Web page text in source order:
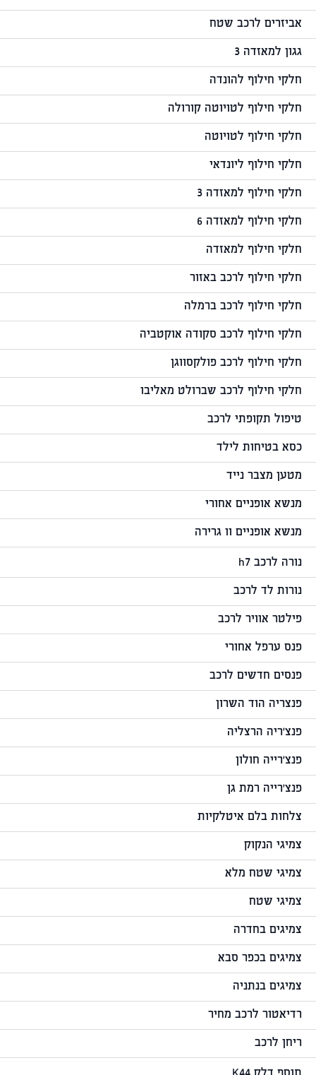
אביזרים לרכב שטח
גגון למאזדה 3
חלקי חילוף להונדה
חלקי חילוף לטויוטה קורולה
חלקי חילוף לטויוטה
חלקי חילוף ליונדאי
חלקי חילוף למאזדה 3
חלקי חילוף למאזדה 6
חלקי חילוף למאזדה
חלקי חילוף לרכב באזור
חלקי חילוף לרכב ברמלה
חלקי חילוף לרכב סקודה אוקטביה
חלקי חילוף לרכב פולקסווגן
חלקי חילוף לרכב שברולט מאליבו
טיפול תקופתי לרכב
כסא בטיחות לילד
מטען מצבר נייד
מנשא אופניים אחורי
מנשא אופניים וו גרירה
נורה לרכב h7
נורות לד לרכב
פילטר אוויר לרכב
פנס ערפל אחורי
פנסים חדשים לרכב
פנצריה הוד השרון
פנצ'ריה הרצליה
פנצ'רייה חולון
פנצ'רייה רמת גן
צלחות בלם איטלקיות
צמיגי הנקוק
צמיגי שטח מלא
צמיגי שטח
צמיגים בחדרה
צמיגים בכפר סבא
צמיגים בנתניה
רדיאטור לרכב מחיר
ריחן לרכב